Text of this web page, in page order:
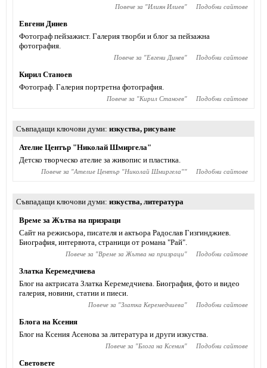
Повече за "Илиян Илиев" Подобни сайтове
Евгени Динев
Фотограф пейзажист. Галерия творби и блог за пейзажна
фотография.
Повече за "Евгени Динев" Подобни сайтове
Кирил Станоев
Фотограф. Галерия портретна фотография.
Повече за "Кирил Станоев" Подобни сайтове
Съвпадащи ключови думи изкуства, рисуване
Ателие Център "Николай Шмиргела"
Детско творческо ателие за живопис и пластика.
Повече за "Ателие Център "Николай Шмиргела"" Подобни сайтове
Съвпадащи ключови думи изкуства, литература
Време за Жътва на призраци
Сайт на режисьора, писателя и актьора Радослав Гизгинджиев‎.
Биография, интервюта, страници от романа "Рай".
Повече за "Време за Жътва на призраци" Подобни сайтове
Златка Керемедчиева
Блог на актрисата Златка Керемедчиева. Биография, фото и видео
галерия, новини, статии и пиеси.
Повече за "Златка Керемедчиева" Подобни сайтове
Блога на Ксения
Блог на Ксения Асенова за литература и други изкуства.
Повече за "Блога на Ксения" Подобни сайтове
Световете